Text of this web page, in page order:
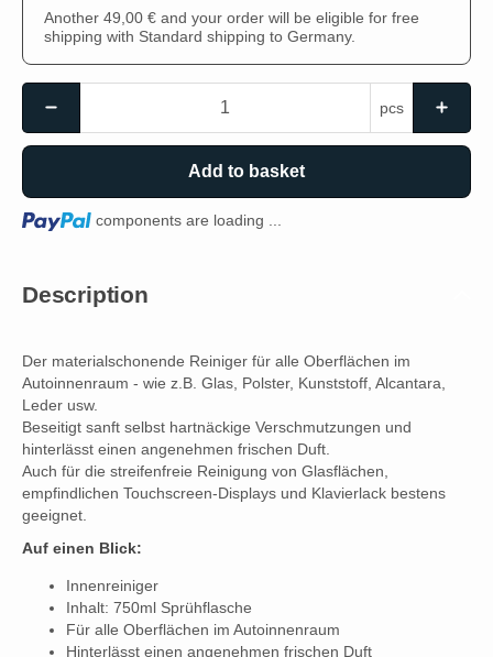
Another 49,00 € and your order will be eligible for free
shipping with Standard shipping to Germany.
pcs
Add to basket
Loading... components are loading ...
Description
Der materialschonende Reiniger für alle Oberflächen im
Autoinnenraum - wie z.B. Glas, Polster, Kunststoff, Alcantara,
Leder usw.
Beseitigt sanft selbst hartnäckige Verschmutzungen und
hinterlässt einen angenehmen frischen Duft.
Auch für die streifenfreie Reinigung von Glasflächen,
empfindlichen Touchscreen-Displays und Klavierlack bestens
geeignet.
Auf einen Blick:
Innenreiniger
Inhalt: 750ml Sprühflasche
Für alle Oberflächen im Autoinnenraum
Hinterlässt einen angenehmen frischen Duft